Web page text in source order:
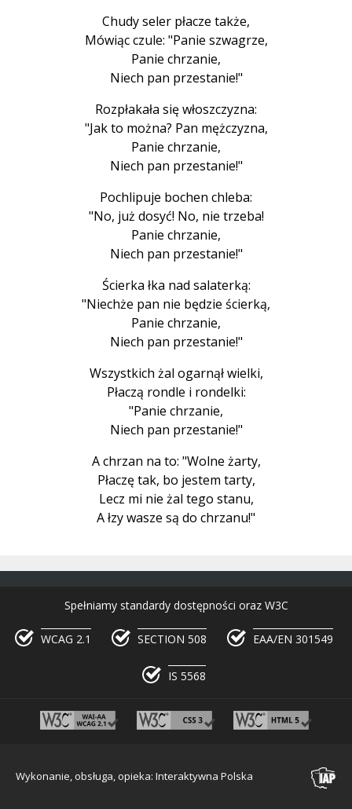
Chudy seler płacze także,
Mówiąc czule: "Panie szwagrze,
Panie chrzanie,
Niech pan przestanie!"
Rozpłakała się włoszczyzna:
"Jak to można? Pan mężczyzna,
Panie chrzanie,
Niech pan przestanie!"
Pochlipuje bochen chleba:
"No, już dosyć! No, nie trzeba!
Panie chrzanie,
Niech pan przestanie!"
Ścierka łka nad salaterką:
"Niechże pan nie będzie ścierką,
Panie chrzanie,
Niech pan przestanie!"
Wszystkich żal ogarnął wielki,
Płaczą rondle i rondelki:
"Panie chrzanie,
Niech pan przestanie!"
A chrzan na to: "Wolne żarty,
Płaczę tak, bo jestem tarty,
Lecz mi nie żal tego stanu,
A łzy wasze są do chrzanu!"
Spełniamy standardy dostępności oraz W3C
WCAG 2.1 SECTION 508 EAA/EN 301549
IS 5568
Wykonanie, obsługa, opieka: Interaktywna Polska